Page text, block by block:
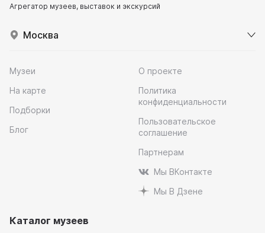
Агрегатор музеев, выставок и экскурсий
Москва
Музеи
На карте
Подборки
Блог
О проекте
Политика
конфиденциальности
Пользовательское
соглашение
Партнерам
Мы ВКонтакте
Мы В Дзене
Каталог музеев